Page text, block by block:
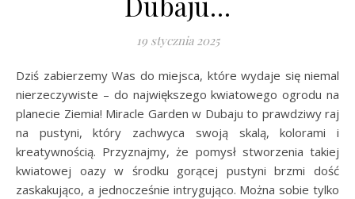
19 stycznia 2025
Dziś zabierzemy Was do miejsca, które wydaje się niemal
nierzeczywiste – do największego kwiatowego ogrodu na
planecie Ziemia! Miracle Garden w Dubaju to prawdziwy raj
na pustyni, który zachwyca swoją skalą, kolorami i
kreatywnością. Przyznajmy, że pomysł stworzenia takiej
kwiatowej oazy w środku gorącej pustyni brzmi dość
zaskakująco, a jednocześnie intrygująco. Można sobie tylko